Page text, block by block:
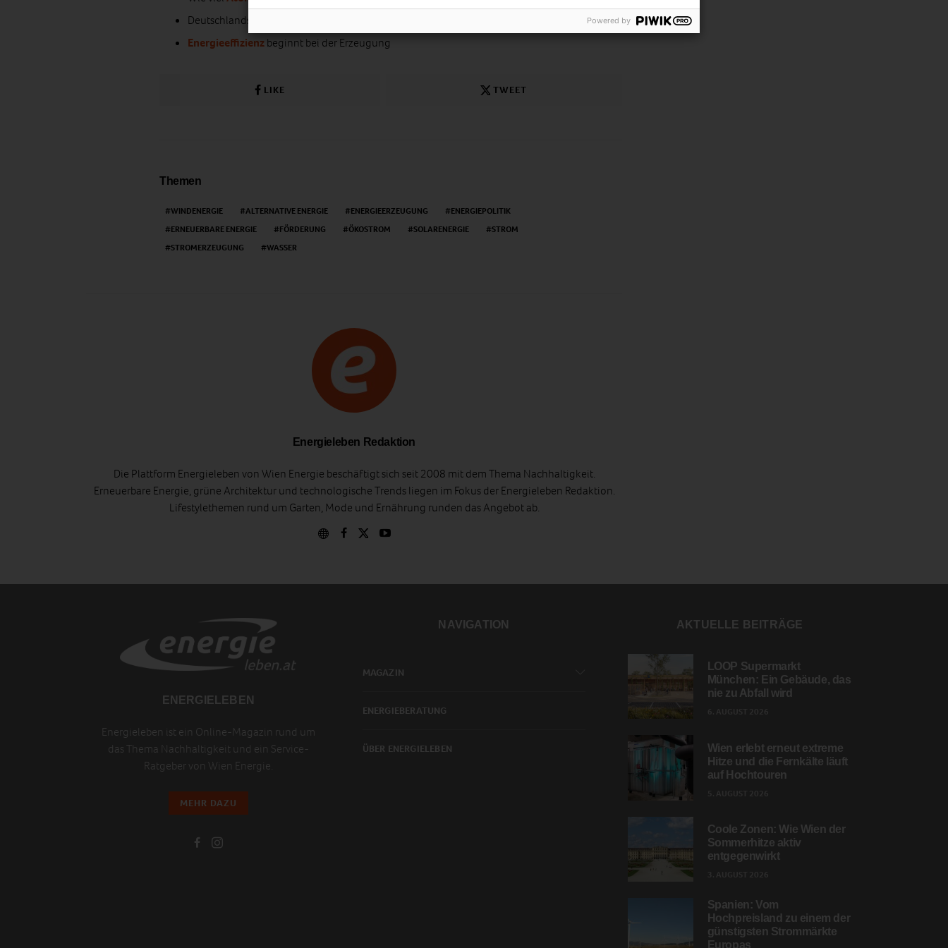
Deutschlands
Energieeffizienzbeginnt bei der Erzeugung
LIKE TWEET
Themen
WINDENERGIE ALTERNATIVE ENERGIE ENERGIEERZEUGUNG
ENERGIEPOLITIK
ERNEUERBARE ENERGIE
FÖRDERUNG ÖKOSTROM SOLARENERGIE
STROM
STROMERZEUGUNG
WASSER
Energieleben Redaktion
Die Plattform Energieleben von Wien Energie beschäftigt sich seit 2008 mit dem Thema Nachhaltigkeit.
Erneuerbare Energie, grüne Architektur und technologische Trends liegen im Fokus der Energieleben Redaktion.
Lifestylethemen rund um Garten, Mode und Ernährung runden das Angebot ab.
ENERGIELEBEN
Energieleben ist ein Online-Magazin rund um
das Thema Nachhaltigkeit und ein Service-
Ratgeber von Wien Energie.
MEHR DAZU
NAVIGATION
MAGAZIN
ENERGIEBERATUNG
ÜBER ENERGIELEBEN
AKTUELLE BEITRÄGE
LOOP Supermarkt
München: Ein Gebäude, das
nie zu Abfall wird
Wien erlebt erneut extreme
Hitze und die Fernkälte läuft
auf Hochtouren
Coole Zonen: Wie Wien der
Sommerhitze aktiv
entgegenwirkt
Spanien: Vom
Hochpreisland zu einem der
günstigsten Strommärkte
Europas
Powered by